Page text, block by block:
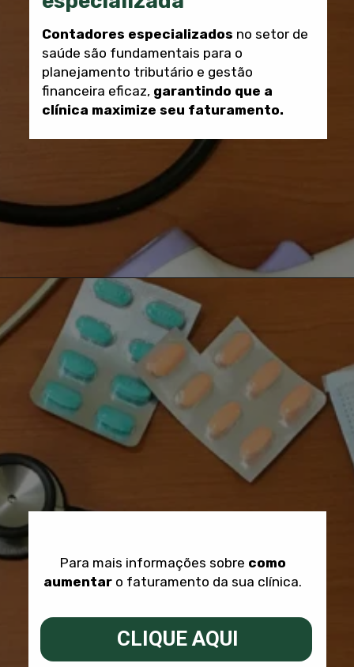
Contadores especializados no setor de
saúde são fundamentais para o
planejamento tributário e gestão
financeira eficaz, garantindo que a
clínica maximize seu faturamento.
Para mais informações sobre como
aumentar o faturamento da sua clínica.
CLIQUE AQUI